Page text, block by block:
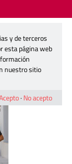
y de terceros
esta página web
nuestro sitio
· No acepto